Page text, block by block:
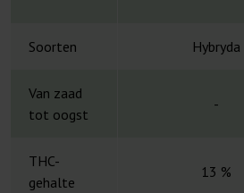
Soorten Hybryda
Van zaad
tot oogst
-
THC-
gehalte
13 %